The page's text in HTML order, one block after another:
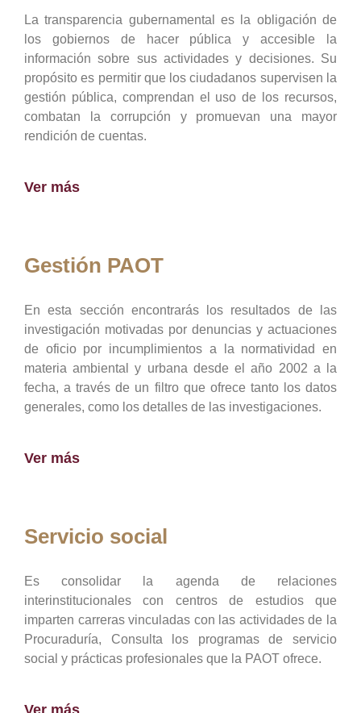
La transparencia gubernamental es la obligación de
los gobiernos de hacer pública y accesible la
información sobre sus actividades y decisiones. Su
propósito es permitir que los ciudadanos supervisen la
gestión pública, comprendan el uso de los recursos,
combatan la corrupción y promuevan una mayor
rendición de cuentas.
Ver más
Gestión PAOT
En esta sección encontrarás los resultados de las
investigación motivadas por denuncias y actuaciones
de oficio por incumplimientos a la normatividad en
materia ambiental y urbana desde el año 2002 a la
fecha, a través de un filtro que ofrece tanto los datos
generales, como los detalles de las investigaciones.
Ver más
Servicio social
Es consolidar la agenda de relaciones
interinstitucionales con centros de estudios que
imparten carreras vinculadas con las actividades de la
Procuraduría, Consulta los programas de servicio
social y prácticas profesionales que la PAOT ofrece.
Ver más